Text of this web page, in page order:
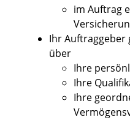
im Auftrag
Ihr Auftraggeber
über
Ihre
Ihre
Ihre